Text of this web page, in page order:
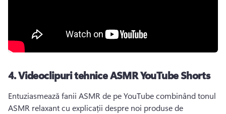
4.Videoclipuri tehnice ASMR YouTube Shorts
Entuziasmează fanii ASMR de pe YouTube combinând tonul
ASMR relaxant cu explicații despre noi produse de